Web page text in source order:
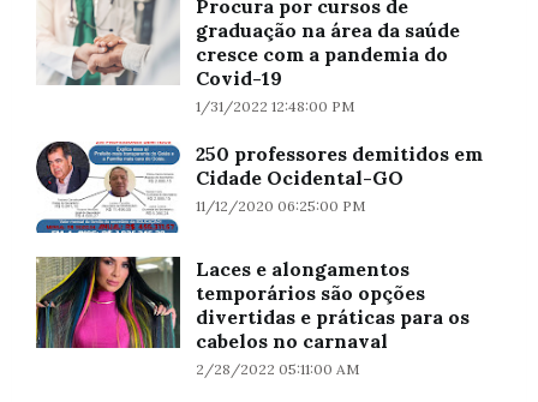
Procura por cursos de
graduação na área da saúde
cresce com a pandemia do
Covid-19
1/31/2022 12:48:00 PM
250 professores demitidos em
Cidade Ocidental-GO
11/12/2020 06:25:00 PM
Laces e alongamentos
temporários são opções
divertidas e práticas para os
cabelos no carnaval
2/28/2022 05:11:00 AM